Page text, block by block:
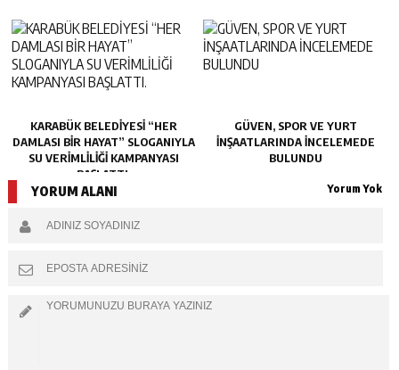
KARABÜK BELEDİYESİ “HER
DAMLASI BİR HAYAT” SLOGANIYLA
SU VERİMLİLİĞİ KAMPANYASI
BAŞLATTI.
GÜVEN, SPOR VE YURT
İNŞAATLARINDA İNCELEMEDE
BULUNDU
YORUM ALANI Yorum Yok